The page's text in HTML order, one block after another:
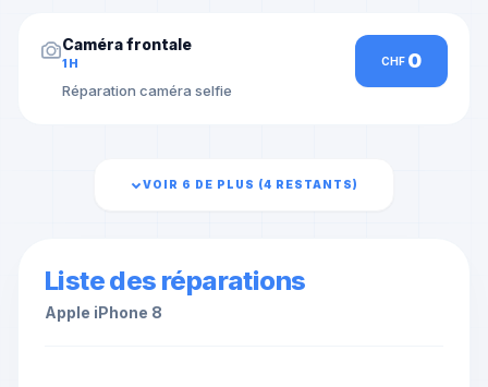
0
Caméra frontale
1H
VOIR 6 DE PLUS (4 RESTANTS)
Liste des réparations
Apple iPhone 8